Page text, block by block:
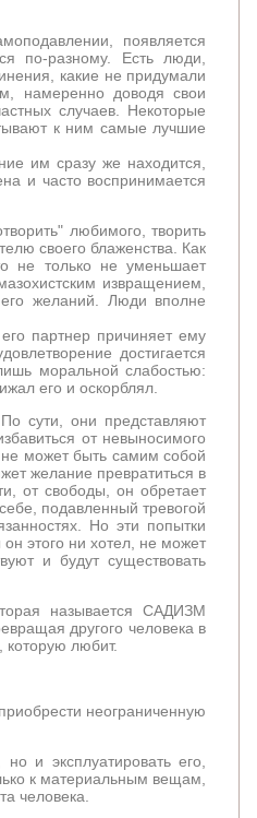
появляется
по-разному. Есть люди,
какие не придумали
намеренно доводя свои
случаев. Некоторые
к ним самые лучшие
им сразу же находится,
и часто воспринимается
любимого, творить
своего блаженства. Как
не только не уменьшает
извращением,
желаний. Люди вполне
партнер причиняет ему
достигается
моральной слабостью:
его и оскорблял.
сути, они представляют
от невыносимого
не может быть самим собой
желание превратиться в
от свободы, он обретает
подавленный тревогой
Но эти попытки
этого ни хотел, не может
и будут существовать
называется САДИЗМ
другого человека в
которую любит.
неограниченную
и эксплуатировать его,
к материальным вещам,
человека.